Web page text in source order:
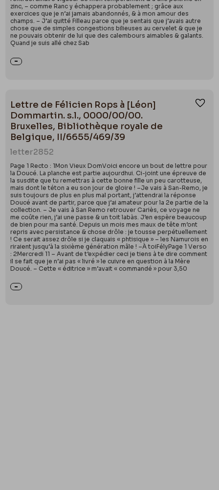
zinc, – comme Ranc y échappera probablement ; grâce aux
exercices que je n’ai jamais abandonnés, & à mon amour des
champs. – J’ai quitté Filleau parce que je sentais que j’avais autre
chose que de simples congestions bilieuses au cervelet & que je
ne pouvais obtenir de lui que des calembours aimables & galants.
Quand je suis allé chez Sab
Lettre de Félicien Rops à [Léon]
Dommartin. s.l., 0000/00/00.
Bruxelles, Bibliothèque royale de
Belgique, II/6655/469/39
letter2852
Page 1 Recto : 1Mon Vieux DomVoici encore un bout de lettre pour
la Doucé. La planche est partie aujourdhui. Ci-joint une épreuve de
la susdite que tu remettras à cette bonne fille un peu carotteuse,
mais dont le téton a eu son jour de gloire ! –Je vais à San-Remo, je
suis toujours de plus en plus mal portant, j’attendrai la réponse
Doucé avant de partir, parce que j’ai amateur pour la 2e partie de la
collection. – Je vais à San Remo retrouver Cariès, ce voyage ne
me coûte rien, j’ai une passe & un toit labàs. J’en espère beaucoup
de bien pour ma santé. Depuis un mois mes maux de tête m’ont
repris avec persistance & chose drôle : je tousse perpétuellement
! Ce serait assez drôle si je claquais « phtisique » – les Namurois en
riraient jusqu’à la sixième génération mâle ! –À toiFélyPage 1 Verso
: 2Mercredi 11 – Avant de t’expédier ceci je tiens à te dire comment
il se fait que je n’ai pas « livré » le cuivre en question à la Mère
Doucé. – Cette « éditrice » m’avait « commandé » pour 3,50